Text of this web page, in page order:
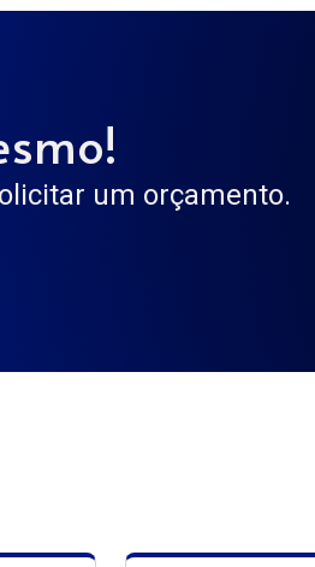
um orçamento.